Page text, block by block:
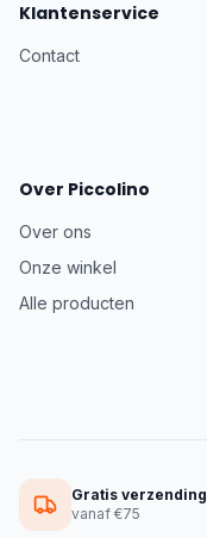
Klantenservice
Contact
Over Piccolino
Over ons
Onze winkel
Alle producten
Gratis verzending
vanaf €75